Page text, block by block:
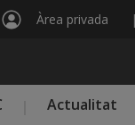
Àrea privada
Actualitat